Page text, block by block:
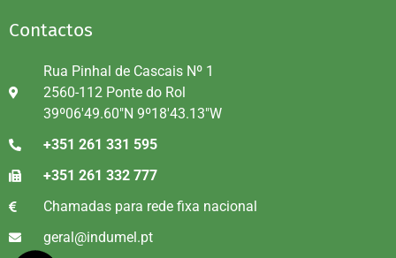
Contactos
Rua Pinhal de Cascais Nº 1
2560-112 Ponte do Rol
39º06'49.60"N 9º18'43.13"W
+351 261 331 595
+351 261 332 777
Chamadas para rede fixa nacional
geral@indumel.pt